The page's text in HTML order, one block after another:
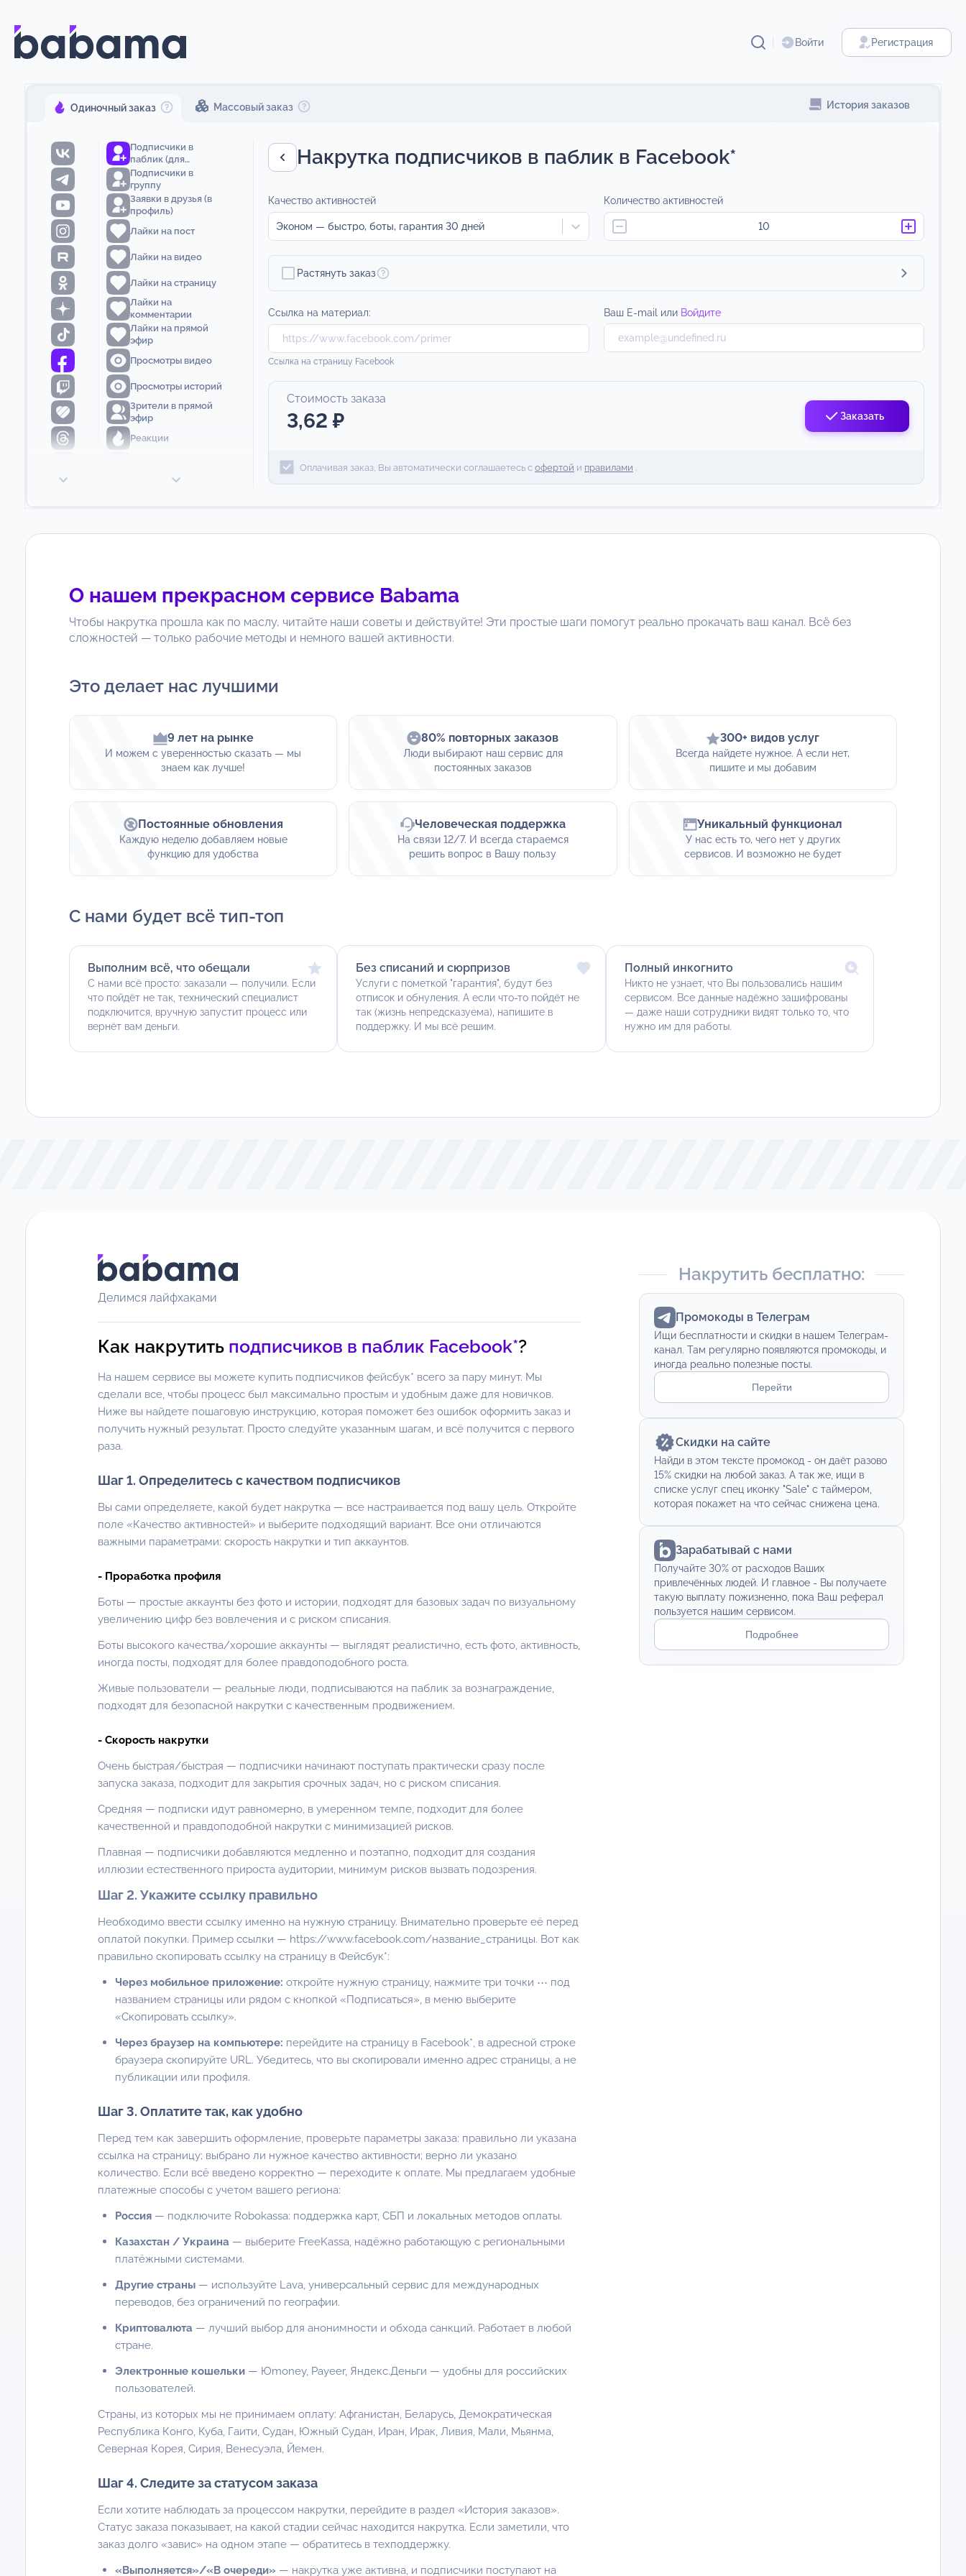
Войти Регистрация
Одиночный заказ Массовый заказ История заказов
Подписчики в
паблик (для
страницы)
Подписчики в
группу
Заявки в друзья (в
профиль)
Лайки на пост
Лайки на видео
Лайки на страницу
Лайки на
комментарии
Лайки на прямой
эфир
Просмотры видео
Просмотры историй
Зрители в прямой
эфир
Реакции
Накрутка подписчиков в паблик в Facebook*
Качество активностей
Эконом — быстро, боты, гарантия 30 дней
Количество активностей
Растянуть заказ
Ссылка на материал:
Ссылка на страницу Facebook
Ваш E-mail или Войдите
Стоимость заказа
3,62 ₽ Заказать
Оплачивая заказ, Вы автоматически соглашаетесь с офертой и правилами
О нашем прекрасном сервисе Babama
Чтобы накрутка прошла как по маслу, читайте наши советы и действуйте! Эти простые шаги помогут реально прокачать ваш канал. Всё без
сложностей — только рабочие методы и немного вашей активности.
Это делает нас лучшими
9 лет на рынке
И можем с уверенностью сказать — мы
знаем как лучше!
80% повторных заказов
Люди выбирают наш сервис для
постоянных заказов
300+ видов услуг
Всегда найдете нужное. А если нет,
пишите и мы добавим
Постоянные обновления
Каждую неделю добавляем новые
функцию для удобства
Человеческая поддержка
На связи 12/7. И всегда стараемся
решить вопрос в Вашу пользу
Уникальный функционал
У нас есть то, чего нет у других
сервисов. И возможно не будет
С нами будет всё тип-топ
Выполним всё, что обещали
С нами всё просто: заказали — получили. Если
что пойдёт не так, технический специалист
подключится, вручную запустит процесс или
вернёт вам деньги.
Без списаний и сюрпризов
Услуги с пометкой "гарантия", будут без
отписок и обнуления. А если что-то пойдёт не
так (жизнь непредсказуема), напишите в
поддержку. И мы всё решим.
Полный инкогнито
Никто не узнает, что Вы пользовались нашим
сервисом. Все данные надёжно зашифрованы
— даже наши сотрудники видят только то, что
нужно им для работы.
Делимся лайфхаками
Как накрутить подписчиков в паблик Facebook*?
На нашем сервисе вы можете купить подписчиков фейсбук* всего за пару минут. Мы
сделали все, чтобы процесс был максимально простым и удобным даже для новичков.
Ниже вы найдете пошаговую инструкцию, которая поможет без ошибок оформить заказ и
получить нужный результат. Просто следуйте указанным шагам, и всё получится с первого
раза.
Шаг 1. Определитесь с качеством подписчиков
Вы сами определяете, какой будет накрутка — все настраивается под вашу цель. Откройте
поле «Качество активностей» и выберите подходящий вариант. Все они отличаются
важными параметрами: скорость накрутки и тип аккаунтов.
- Проработка профиля
Боты — простые аккаунты без фото и истории, подходят для базовых задач по визуальному
увеличению цифр без вовлечения и с риском списания.
Боты высокого качества/хорошие аккаунты — выглядят реалистично, есть фото, активность,
иногда посты, подходят для более правдоподобного роста.
Живые пользователи — реальные люди, подписываются на паблик за вознаграждение,
подходят для безопасной накрутки с качественным продвижением.
- Скорость накрутки
Очень быстрая/быстрая — подписчики начинают поступать практически сразу после
запуска заказа, подходит для закрытия срочных задач, но с риском списания.
Средняя — подписки идут равномерно, в умеренном темпе, подходит для более
качественной и правдоподобной накрутки с минимизацией рисков.
Плавная — подписчики добавляются медленно и поэтапно, подходит для создания
иллюзии естественного прироста аудитории, минимум рисков вызвать подозрения.
Шаг 2. Укажите ссылку правильно
Необходимо ввести ссылку именно на нужную страницу. Внимательно проверьте её перед
оплатой покупки. Пример ссылки — https://www.facebook.com/название_страницы. Вот как
правильно скопировать ссылку на страницу в Фейсбук*:
Через мобильное приложение: откройте нужную страницу, нажмите три точки ⋯ под
названием страницы или рядом с кнопкой «Подписаться», в меню выберите
«Скопировать ссылку».
Через браузер на компьютере: перейдите на страницу в Facebook*, в адресной строке
браузера скопируйте URL. Убедитесь, что вы скопировали именно адрес страницы, а не
публикации или профиля.
Шаг 3. Оплатите так, как удобно
Перед тем как завершить оформление, проверьте параметры заказа: правильно ли указана
ссылка на страницу; выбрано ли нужное качество активности; верно ли указано
количество. Если всё введено корректно — переходите к оплате. Мы предлагаем удобные
платежные способы с учетом вашего региона:
Россия — подключите Robokassa: поддержка карт, СБП и локальных методов оплаты.
Казахстан / Украина — выберите FreeKassa, надёжно работающую с региональными
платёжными системами.
Другие страны — используйте Lava, универсальный сервис для международных
переводов, без ограничений по географии.
Криптовалюта — лучший выбор для анонимности и обхода санкций. Работает в любой
стране.
Электронные кошельки — Юmoney, Payeer, Яндекс.Деньги — удобны для российских
пользователей.
Страны, из которых мы не принимаем оплату: Афганистан, Беларусь, Демократическая
Республика Конго, Куба, Гаити, Судан, Южный Судан, Иран, Ирак, Ливия, Мали, Мьянма,
Северная Корея, Сирия, Венесуэла, Йемен.
Шаг 4. Следите за статусом заказа
Если хотите наблюдать за процессом накрутки, перейдите в раздел «История заказов».
Статус заказа показывает, на какой стадии сейчас находится накрутка. Если заметили, что
заказ долго «завис» на одном этапе — обратитесь в техподдержку.
«Выполняется»/«В очереди» — накрутка уже активна, и подписчики поступают на
Накрутить бесплатно:
Промокоды в Телеграм
Ищи бесплатности и скидки в нашем Телеграм-
канал. Там регулярно появляются промокоды, и
иногда реально полезные посты.
Перейти
Скидки на сайте
Найди в этом тексте промокод - он даёт разово
15% скидки на любой заказ. А так же, ищи в
списке услуг спец иконку "Sale" с таймером,
которая покажет на что сейчас снижена цена.
Зарабатывай с нами
Получайте 30% от расходов Ваших
привлечённых людей. И главное - Вы получаете
такую выплату пожизненно, пока Ваш реферал
пользуется нашим сервисом.
Подробнее